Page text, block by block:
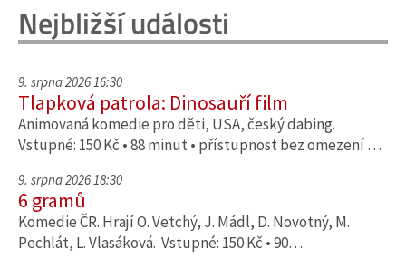
Nejbližší události
9. srpna 2026 16:30
Tlapková patrola: Dinosauří film
Animovaná komedie pro děti, USA, český dabing.
Vstupné: 150 Kč • 88 minut • přístupnost bez omezení …
9. srpna 2026 18:30
6 gramů
Komedie ČR. Hrají O. Vetchý, J. Mádl, D. Novotný, M.
Pechlát, L. Vlasáková. Vstupné: 150 Kč • 90…